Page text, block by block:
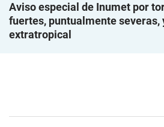
Aviso especial de Inumet por
fuertes, puntualmente severas,
extratropical